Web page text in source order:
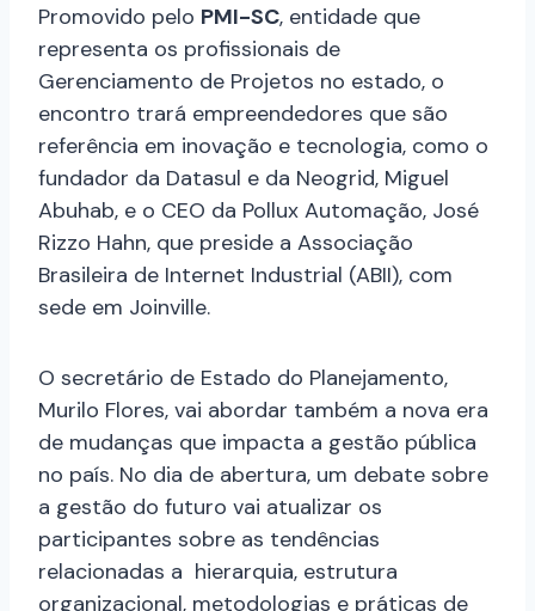
Promovido pelo PMI-SC, entidade que
representa os profissionais de
Gerenciamento de Projetos no estado, o
encontro trará empreendedores que são
referência em inovação e tecnologia, como o
fundador da Datasul e da Neogrid, Miguel
Abuhab, e o CEO da Pollux Automação, José
Rizzo Hahn, que preside a Associação
Brasileira de Internet Industrial (ABII), com
sede em Joinville.
O secretário de Estado do Planejamento,
Murilo Flores, vai abordar também a nova era
de mudanças que impacta a gestão pública
no país. No dia de abertura, um debate sobre
a gestão do futuro vai atualizar os
participantes sobre as tendências
relacionadas a hierarquia, estrutura
organizacional, metodologias e práticas de